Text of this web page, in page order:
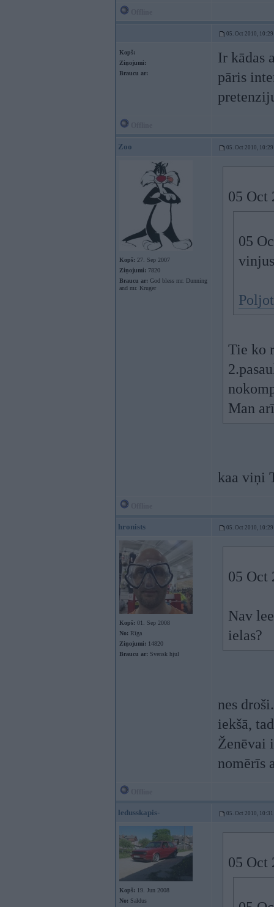
05. Oct 2010, 10:29
Kopš:
Ziņojumi:
Braucu ar:
Ir kādas
pāris
Zoo 05. Oct 2010, 10:29
Kopš: 27. Sep 2007
Ziņojumi: 7820
Braucu ar: God bless mr. Dunning
and mr. Kruger
05 Oct
05
Poljot
Tie ko
Man
kaa viņi
hronists 05. Oct 2010, 10:29
Kopš: 01. Sep 2008
No: Rīga
Ziņojumi: 14820
Braucu ar: Svensk hjul
05 Oct
Nav
ielas?
nes
iekšā,
Ženēvai
nomērīs
ledusskapis- 05. Oct 2010, 10:31
Kopš: 19. Jun 2008
No: Saldus
05 Oct